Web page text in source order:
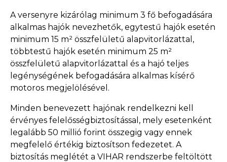
A versenyre kizárólag minimum 3 fő befogadására
alkalmas hajók nevezhetők, egytestű hajók esetén
minimum 15 m² összfelületű alapvitorlázattal,
többtestű hajók esetén minimum 25 m²
összfelületű alapvitorlázattal és a hajó teljes
legénységének befogadására alkalmas kísérő
motoros megjelölésével.
Minden benevezett hajónak rendelkezni kell
érvényes felelősségbiztosítással, mely esetenként
legalább 50 millió forint összegig vagy ennek
megfelelő értékig biztosítson fedezetet. A
biztosítás meglétét a VIHAR rendszerbe feltöltött